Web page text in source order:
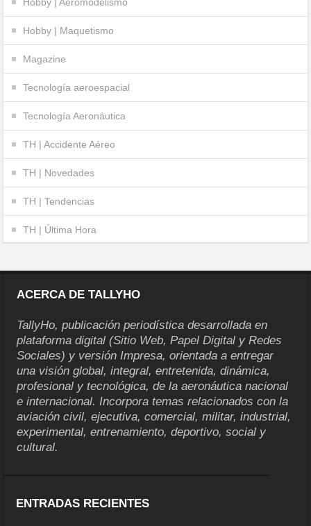
Hobby | Maquetismo
Magazine
Tecnología aeroespacial
Tecnología Aeronáutica
TH | Accidente Aéreo
TH | Novedades
TH | Tendencias
TH | Última Hora
ACERCA DE TALLYHO
TallyHo, publicación periodística desarrollada en
plataforma digital (Sitio Web, Papel Digital y Redes
Sociales) y versión Impresa, orientada a entregar
una visión global, integral, entretenida, dinámica,
profesional y tecnológica, de la aeronáutica nacional
e internacional. Incorpora temas relacionados con la
aviación civil, ejecutiva, comercial, militar, industrial,
experimental, entrenamiento, deportivo, social y
cultural.
ENTRADAS RECIENTES